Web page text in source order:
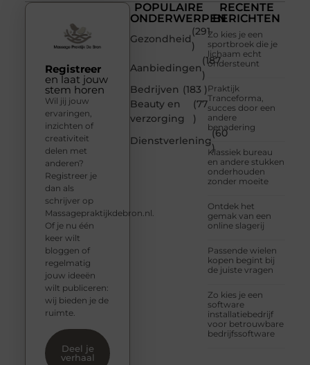
POPULAIRE
ONDERWERPEN
Gezondheid
(291
)
Aanbiedingen
(187
)
Bedrijven (183 )
Beauty en
verzorging
(77
)
Dienstverlening
(60
)
RECENTE
BERICHTEN
Zo kies je een
sportbroek die je
lichaam echt
ondersteunt
Praktijk
Tranceforma,
succes door een
andere
benadering
Klassiek bureau
en andere stukken
onderhouden
zonder moeite
Ontdek het
gemak van een
online slagerij
Passende wielen
kopen begint bij
de juiste vragen
Zo kies je een
software
installatiebedrijf
voor betrouwbare
bedrijfssoftware
Registreer
en laat jouw
stem horen
Wil jij jouw
ervaringen,
inzichten of
creativiteit
delen met
anderen?
Registreer je
dan als
schrijver op
Massagepraktijkdebron.nl.
Of je nu één
keer wilt
bloggen of
regelmatig
jouw ideeën
wilt publiceren:
wij bieden je de
ruimte.
Deel je
verhaal